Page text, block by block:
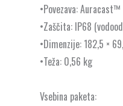
•Povezava:
•Zaščita: IP68
•Dimenzije: 182,5 ×
•Teža: 0,56 kg
Vsebina paketa: